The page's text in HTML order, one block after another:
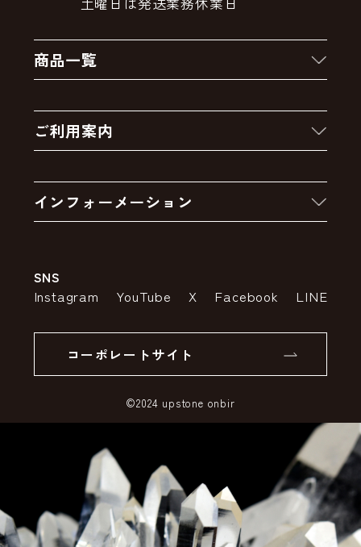
商品一覧
クーポン
卸販売・大量注文
アウトレットセール
ご利用案内
お支払いについて
インフォーメーション
特定商取引法の表示
SSLサーバー証明書とは
SNS
Instagram YouTube X Facebook LINE
コーポレートサイト
©2024 upstone onbir